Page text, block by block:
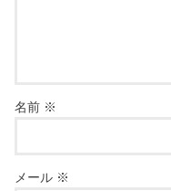
名前 ※
メール ※